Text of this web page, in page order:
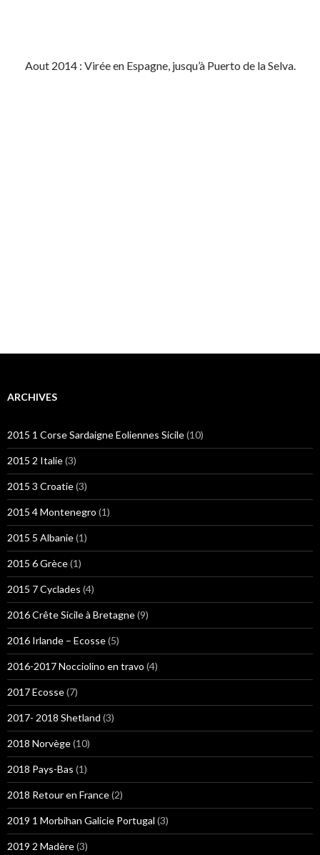
Aout 2014 : Virée en Espagne, jusqu’à Puerto de la Selva.
ARCHIVES
2015 1 Corse Sardaigne Eoliennes Sicile(10)
2015 2 Italie(3)
2015 3 Croatie(3)
2015 4 Montenegro (1)
2015 5 Albanie(1)
2015 6 Grèce(1)
2015 7 Cyclades (4)
2016 Crête Sicile à Bretagne(9)
2016 Irlande – Ecosse(5)
2016-2017 Nocciolino en travo (4)
2017 Ecosse(7)
2017- 2018 Shetland (3)
2018 Norvège(10)
2018 Pays-Bas (1)
2018 Retour en France(2)
2019 1 Morbihan Galicie Portugal (3)
2019 2 Madère(3)